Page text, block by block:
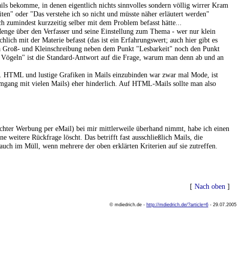
bekomme, in denen eigentlich nichts sinnvolles sondern völlig wirrer Kram
oder "Das verstehe ich so nicht und müsste näher erläutert werden"
zumindest kurzzeitig selber mit dem Problem befasst hätte...
über den Verfasser und seine Einstellung zum Thema - wer nur klein
mit der Materie befasst (das ist ein Erfahrungswert; auch hier gibt es
und Kleinschreibung neben dem Punkt "Lesbarkeit" noch den Punkt
ist die Standard-Antwort auf die Frage, warum man denn ab und an
und lustige Grafiken in Mails einzubinden war zwar mal Mode, ist
mit vielen Mails) eher hinderlich. Auf HTML-Mails sollte man also
Werbung per eMail) bei mir mittlerweile überhand nimmt, habe ich einen
weitere Rückfrage löscht. Das betrifft fast ausschließlich Mails, die
im Müll, wenn mehrere der oben erklärten Kriterien auf sie zutreffen.
[Nach oben ]
© mdiedrich.de - http://mdiedrich.de/?article=6- 29.07.2005